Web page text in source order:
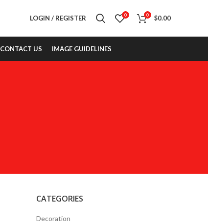
LOGIN / REGISTER 0 0 $0.00
CONTACT US IMAGE GUIDELINES
CATEGORIES
Decoration